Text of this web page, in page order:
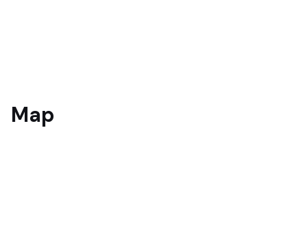
Map